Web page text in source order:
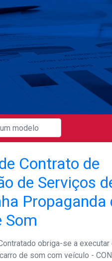
Contrato de
de Serviços
Propaganda
Som
obriga-se a
de som com veículo -